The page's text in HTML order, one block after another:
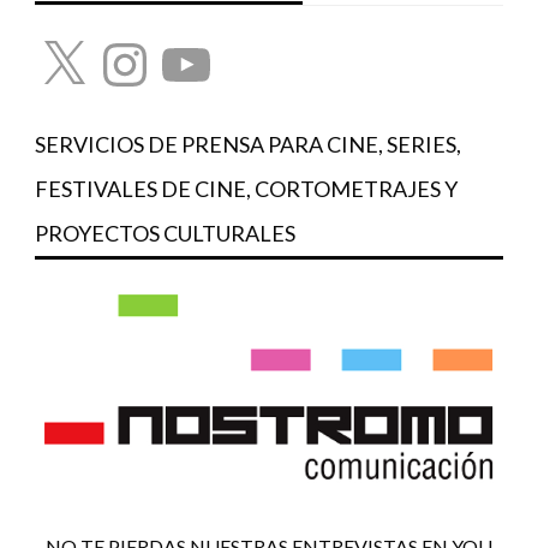
X InstagramYouTube
SERVICIOS DE PRENSA PARA CINE, SERIES,
FESTIVALES DE CINE, CORTOMETRAJES Y
PROYECTOS CULTURALES